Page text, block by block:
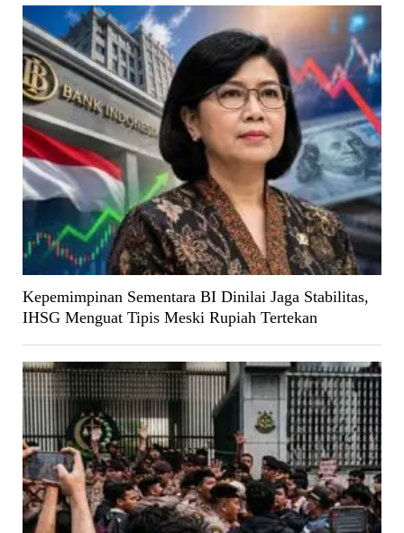
Kepemimpinan Sementara BI Dinilai Jaga Stabilitas,
IHSG Menguat Tipis Meski Rupiah Tertekan